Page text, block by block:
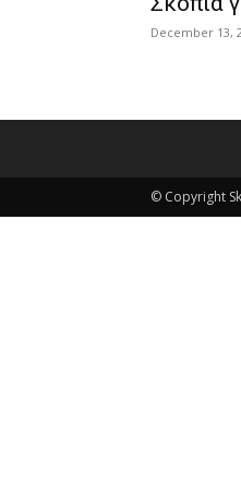
December 13,
© Copyright